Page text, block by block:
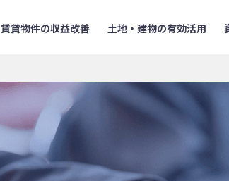
賃貸物件の収益改善 土地・建物の有効活用